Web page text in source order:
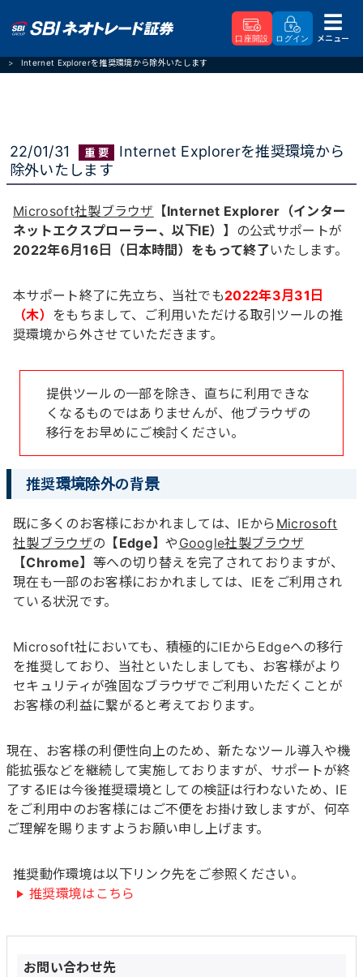
口座開設 ログイン
メニュー
Internet Explorerを推奨環境から除外いたします
22/01/31
Internet Explorerを推奨環境から
除外いたします
Microsoft社製ブラウザ 【Internet Explorer（インター
ネットエクスプローラー、以下IE）】 の公式サポートが
2022年6月16日（日本時間）をもって終了いたします。
本サポート終了に先立ち、当社でも2022年3月31日
（木） をもちまして、ご利用いただける取引ツールの推
奨環境から外させていただきます。
提供ツールの一部を除き、直ちに利用できな
くなるものではありませんが、他ブラウザの
移行をお早めにご検討ください。
推奨環境除外の背景
既に多くのお客様におかれましては、IEから Microsoft
社製ブラウザの 【Edge】や Google社製ブラウザ
【Chrome】 等への切り替えを完了されておりますが、
現在も一部のお客様におかれましては、IEをご利用され
ている状況です。
Microsoft社においても、積極的にIEからEdgeへの移行
を推奨しており、当社といたしましても、お客様がより
セキュリティが強固なブラウザでご利用いただくことが
お客様の利益に繋がると考えております。
現在、お客様の利便性向上のため、新たなツール導入や機
能拡張などを継続して実施しておりますが、サポートが終
了するIEは今後推奨環境としての検証は行わないため、IE
をご利用中のお客様にはご不便をお掛け致しますが、何卒
ご理解を賜りますようお願い申し上げます。
推奨動作環境は以下リンク先をご参照ください。
推奨環境はこちら
お問い合わせ先